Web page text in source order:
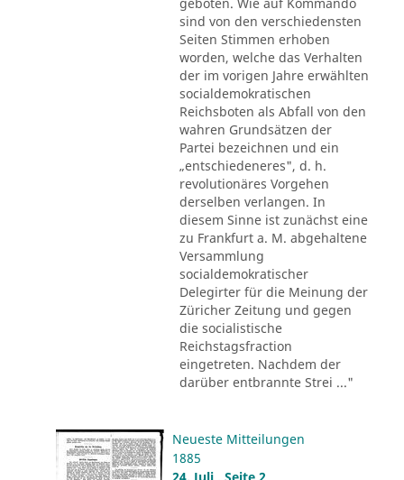
sind von den verschiedensten
Seiten Stimmen erhoben
worden, welche das Verhalten
der im vorigen Jahre erwählten
socialdemokratischen
Reichsboten als Abfall von den
wahren Grundsätzen der
Partei bezeichnen und ein
„entschiedeneres", d. h.
revolutionäres Vorgehen
derselben verlangen. In
diesem Sinne ist zunächst eine
zu Frankfurt a. M. abgehaltene
Versammlung
socialdemokratischer
Delegirter für die Meinung der
Züricher Zeitung und gegen
die socialistische
Reichstagsfraction
eingetreten. Nachdem der
darüber entbrannte Strei ..."
Neueste Mitteilungen
1885